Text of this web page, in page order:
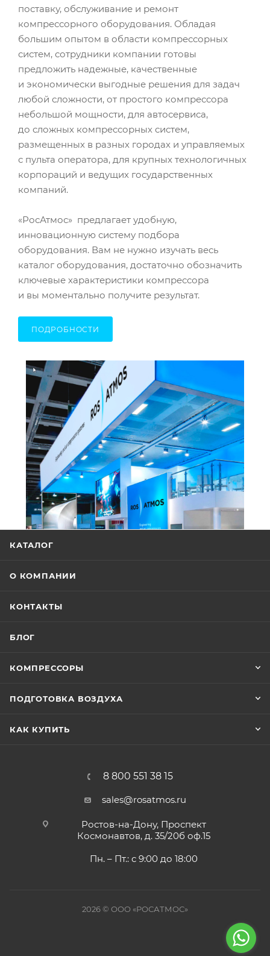
поставку, обслуживание и ремонт
компрессорного оборудования. Обладая
большим опытом в области компрессорных
систем, сотрудники компании готовы
предложить надежные, качественные
и экономически выгодные решения для задач
любой сложности, от простого компрессора
небольшой мощности, для автосервиса,
до сложных компрессорных систем,
размещенных в разных городах и управляемых
с пульта оператора, для крупных технологичных
корпораций и ведущих государственных
компаний.
«РосАтмос» предлагает удобную,
инновационную систему подбора
оборудования. Вам не нужно изучать весь
каталог оборудования, достаточно обозначить
ключевые характеристики компрессора
и вы моментально получите результат.
ПОДРОБНОСТИ
КАТАЛОГ
О КОМПАНИИ
КОНТАКТЫ
БЛОГ
КОМПРЕССОРЫ
ПОДГОТОВКА ВОЗДУХА
КАК КУПИТЬ
8 800 551 38 15
sales@rosatmos.ru
Ростов-на-Дону, Проспект
Космонавтов, д. 35/20б оф.15
Пн. – Пт.: с 9:00 до 18:00
2026 © ООО «РОСАТМОС»